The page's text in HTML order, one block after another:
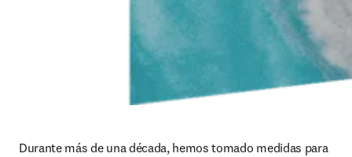
Durante más de una década, hemos tomado medidas para